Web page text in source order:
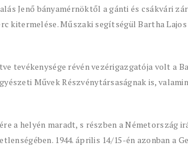
Jenő bányamérnöktől a gánti és csákvári
kitermelése. Műszaki segítségül Bartha
tevékenysége révén vezérigazgatója volt a
Művek Részvénytársaságnak is,
a helyén maradt, s részben a Németország
1944. április 14/15-én azonban a